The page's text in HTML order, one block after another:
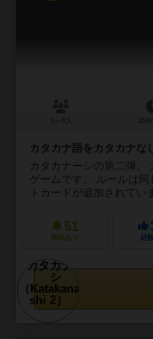
カタカナ語をカタカナな
カタカナーシの第二弾。
ゲームです。 ルールは
トカードが追加されてい
51
興味あり 経